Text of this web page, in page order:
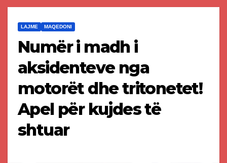
LAJME MAQEDONI
Numër i madh i
aksidenteve nga
motorët dhe tritonetet!
Apel për kujdes të
shtuar